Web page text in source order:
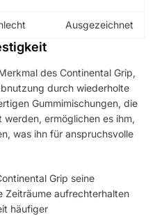
Ausgezeichnet
des Continental Grip,
durch wiederholte
Gummimischungen, die
ermöglichen es ihm,
was ihn für anspruchsvolle
Grip seine
Zeiträume aufrechterhalten
häufiger